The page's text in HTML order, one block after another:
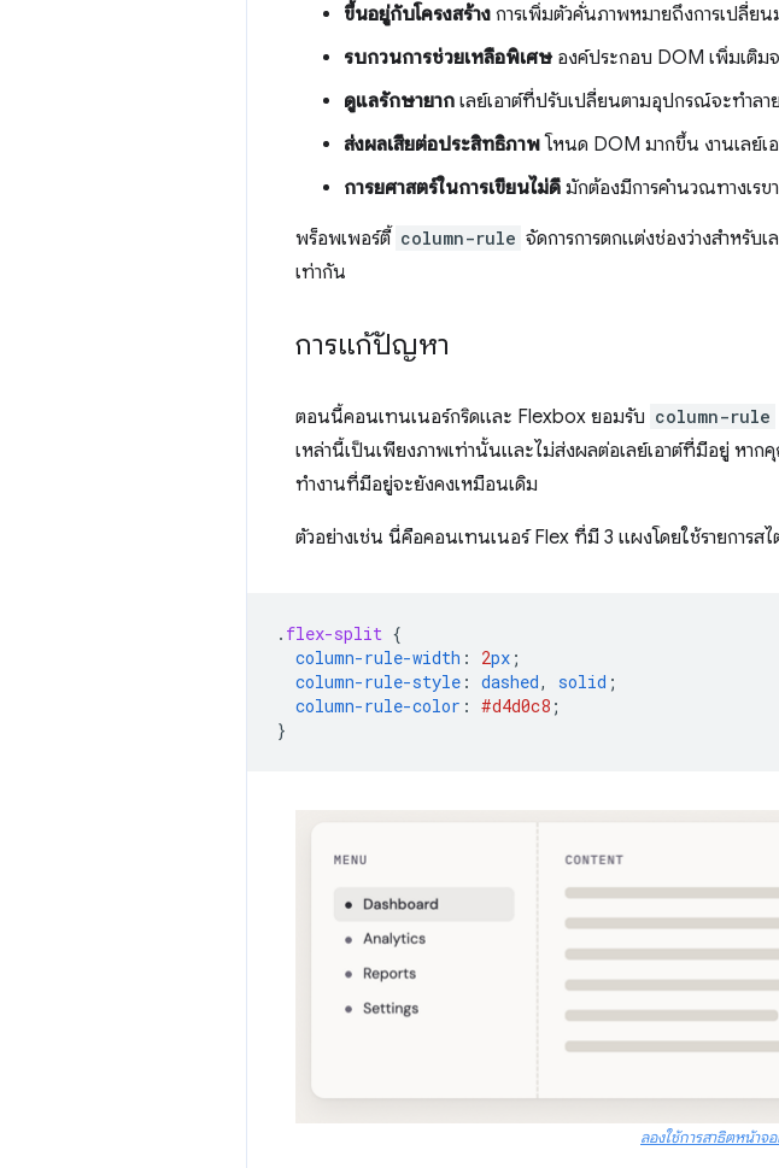
ขึ้นอยู่กับโครงสร้าง การเพิ่มตัวคั่นภาพหมายถึงการเปลี่ยน
รบกวนการช่วยเหลือพิเศษ องค์ประกอบ DOM เพิ่มเติม
ดูแลรักษายาก เลย์เอาต์ที่ปรับเปลี่ยนตามอุปกรณ์จะทำล
ส่งผลเสียต่อประสิทธิภาพโหนด DOM มากขึ้น งานเลย์เ
การยศาสตร์ในการเขียนไม่ดี มักต้องมีการคำนวณทางเร
พร็อพเพอร์ตี้ column-rule จัดการการตกแต่งช่องว่างสำหรั
เท่ากัน
การแก้ปัญหา
ตอนนี้คอนเทนเนอร์กริดและ Flexbox ยอมรับ column-rule
เหล่านี้เป็นเพียงภาพเท่านั้นและไม่ส่งผลต่อเลย์เอาต์ที่มีอยู่ หา
ทำงานที่มีอยู่จะยังคงเหมือนเดิม
ตัวอย่างเช่น นี่คือคอนเทนเนอร์ Flex ที่มี 3 แผงโดยใช้รายการ
. flex-split {
column-rule-width : 2px ;
column-rule-style : dashed, solid ;
column-rule-color : #d4d0c8 ;
}
ลองใช้การสาธิตหน้า